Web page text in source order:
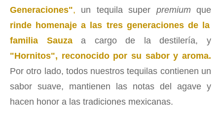
Generaciones", un tequila super premium que
rinde homenaje a las tres generaciones de la
familia Sauzaa cargo de la destilería, y
"Hornitos", reconocido por su sabor y aroma.
Por otro lado, todos nuestros tequilas contienen un
sabor suave, mantienen las notas del agave y
hacen honor a las tradiciones mexicanas.